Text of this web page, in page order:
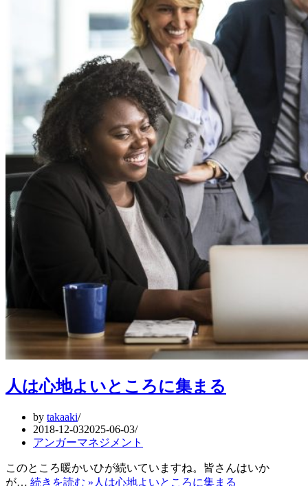
人は心地よいところに集まる
by takaaki
2018-12-032025-06-03
アンガーマネジメント
このところ暖かいひが続いていますね。皆さんはいか
が… 続きを読む » 人は心地よいところに集まる